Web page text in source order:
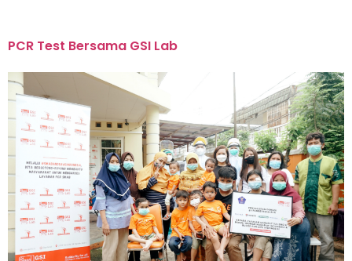
PCR Test Bersama GSI Lab